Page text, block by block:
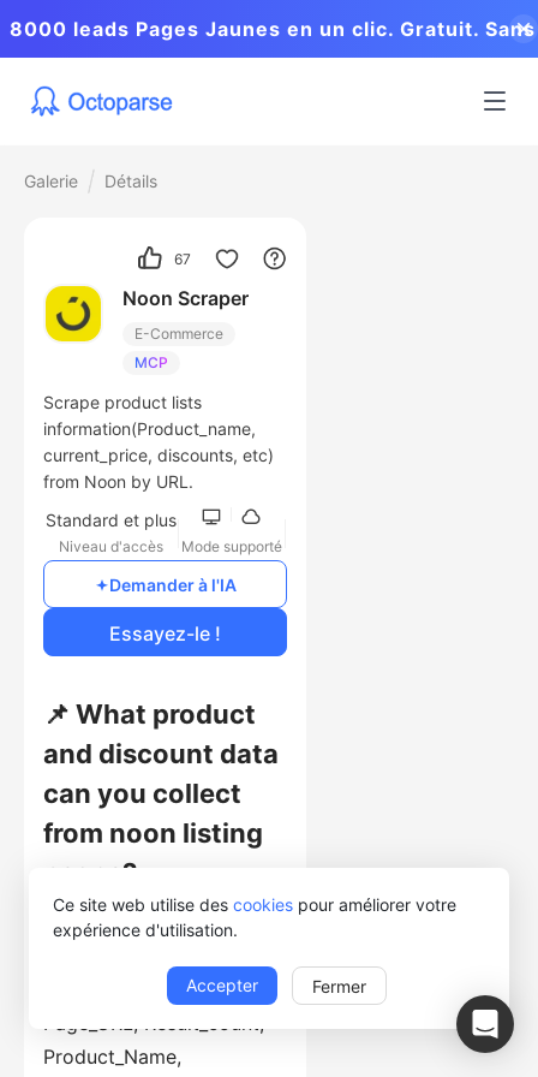
Ce site web utilise des cookies pour améliorer votre
expérience d'utilisation.
Accepter Fermer
8000 leads Pages Jaunes en un clic. Gratuit. Sans
Galerie Détails
67
Noon Scraper
E-Commerce
MCP
Scrape product lists
information(Product_name,
current_price, discounts, etc)
from Noon by URL.
Standard et plus
Niveau d'accès Mode supporté
Essayez-le !
Demander à l'IA
📌 What product
and discount data
can you collect
from noon listing
pages?
This template collects
listing pages, including
Page_URL, Result_count,
Product_Name,